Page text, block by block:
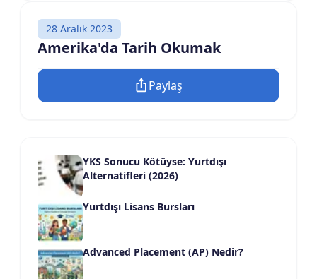
28 Aralık 2023
Amerika'da Tarih Okumak
Paylaş
YKS Sonucu Kötüyse: Yurtdışı
Alternatifleri (2026)
Yurtdışı Lisans Bursları
Advanced Placement (AP) Nedir?